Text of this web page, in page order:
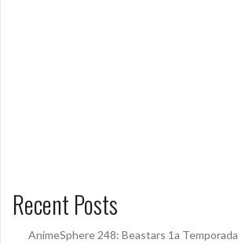
Recent Posts
AnimeSphere 248: Beastars 1a Temporada